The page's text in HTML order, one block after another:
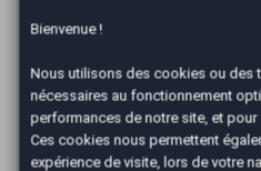
*Un crédit vous engage et doit
capacités de remboursement
données à titre indicatif et non
dispositions de l'article L331.-4
Crédit sans assurance. Voir
Bienvenue !
Nous utilisons des cookies ou des
nécessaires au fonctionnement
performances de notre site, et
Ces cookies nous permettent
expérience de visite, lors de votre